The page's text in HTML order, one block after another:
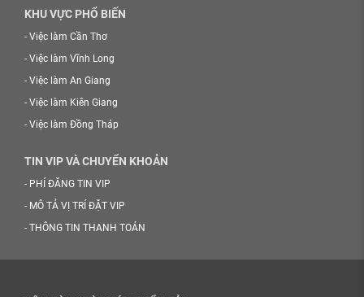
KHU VỰC PHỔ BIẾN
- Việc làm Cần Thơ
- Việc làm Vĩnh Long
- Việc làm An Giang
- Việc làm Kiên Giang
- Việc làm Đồng Tháp
TIN VIP VÀ CHUYỂN KHOẢN
- PHÍ ĐĂNG TIN VIP
- MÔ TẢ VỊ TRÍ ĐẶT VIP
- THÔNG TIN THANH TOÁN